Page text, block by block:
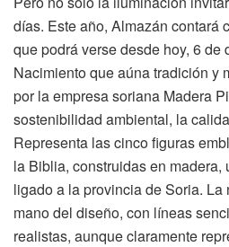
días. Este año, Almazán contará
que podrá verse desde hoy, 6 de
Nacimiento que aúna tradición y
por la empresa soriana Madera
sostenibilidad ambiental, la
Representa las cinco figuras
la Biblia, construidas en madera,
ligado a la provincia de Soria.
mano del diseño, con líneas
realistas, aunque claramente